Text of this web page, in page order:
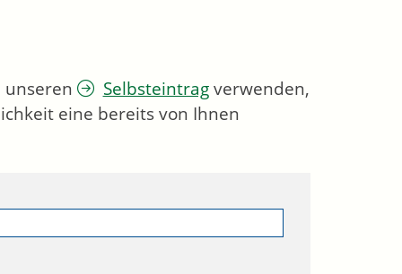
unseren Selbsteintragverwenden,
eine bereits von Ihnen